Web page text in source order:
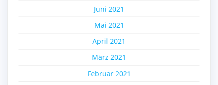
Juni 2021
Mai 2021
April 2021
März 2021
Februar 2021